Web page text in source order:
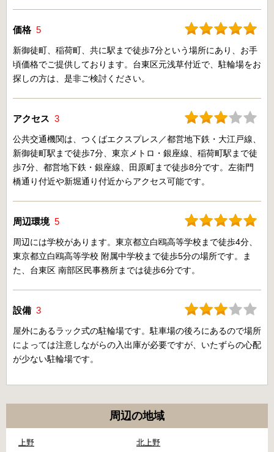
価格 5
新御徒町、稲荷町、共に駅まで徒歩7分という場所にあり、お手
頃価格でご提供しております。台東区元浅草付近で、駐輪場をお
探しの方は、是非ご検討ください。
アクセス 3
公共交通機関は、つくばエクスプレス／都営地下鉄・大江戸線、
新御徒町駅まで徒歩7分、東京メトロ・銀座線、稲荷町駅まで徒
歩7分、都営地下鉄・銀座線、田原町まで徒歩8分です。左衛門
橋通り付近や新堀通り付近からアクセス可能です。
周辺環境 5
周辺には学校があります。東京都立白鴎高等学校まで徒歩4分、
東京都立白鴎高等学校 附属中学校まで徒歩5分の場所です。ま
た、台東区 南部区民事務所までは徒歩6分です。
設備 3
屋外にあるラック式の駐輪場です。駐車場の後ろにあるので場所
によっては注意しながらの入出庫が必要ですが、いたずらの心配
が少ない駐輪場です。
周辺の地域
上野
北上野